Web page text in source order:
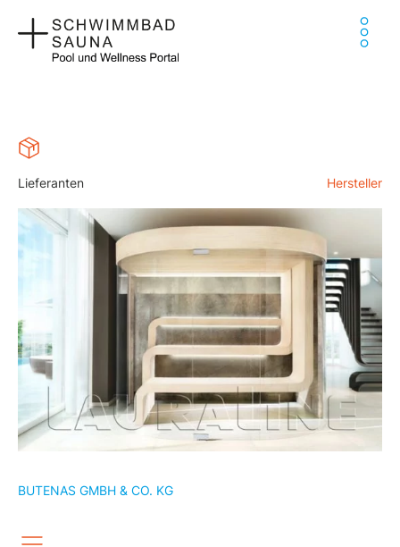
Inhalt
springen
Lieferanten Hersteller
BUTENAS GMBH & CO. KG